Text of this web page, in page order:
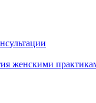
женскими